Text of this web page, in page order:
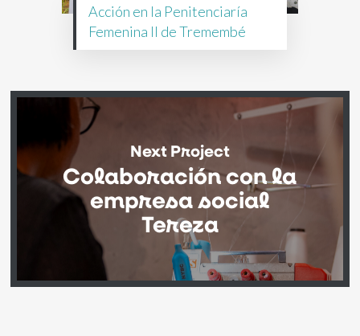
Acción en la Penitenciaría
Femenina II de Tremembé
Next Project
Colaboración con la
empresa social
Tereza